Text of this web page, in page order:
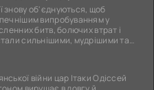
знову об'єднуються, щоб
випробуванням у
битв, болючих втрат і
сильнішими, мудрішими та
війни цар Ітаки Одіссей